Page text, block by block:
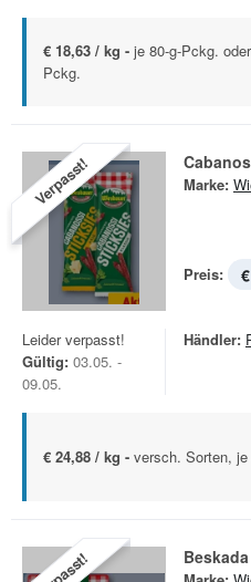
€ 18,63 / kg - je 80-g-Pckg.
Pckg.
Verpasst! Marke:
Preis:
Leider verpasst!
Gültig: 03.05. -
09.05.
Händler:
€ 24,88 / kg - versch. Sorten,
Beskada